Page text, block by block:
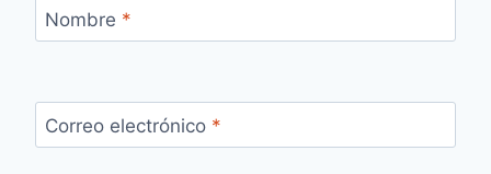
Nombre *
Correo electrónico *